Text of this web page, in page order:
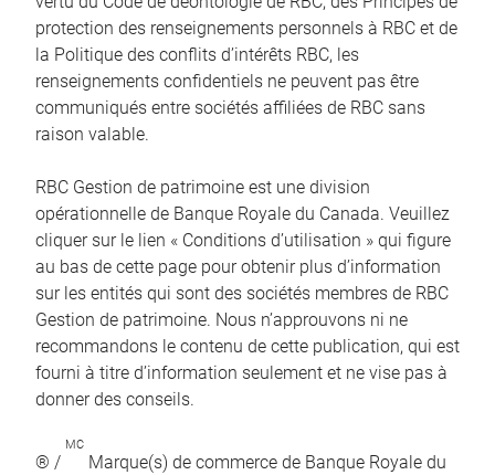
protection des renseignements personnels à RBC et de
la Politique des conflits d’intérêts RBC, les
renseignements confidentiels ne peuvent pas être
communiqués entre sociétés affiliées de RBC sans
raison valable.
RBC Gestion de patrimoine est une division
opérationnelle de Banque Royale du Canada. Veuillez
cliquer sur le lien « Conditions d’utilisation » qui figure
au bas de cette page pour obtenir plus d’information
sur les entités qui sont des sociétés membres de RBC
Gestion de patrimoine. Nous n’approuvons ni ne
recommandons le contenu de cette publication, qui est
fourni à titre d’information seulement et ne vise pas à
donner des conseils.
® /
MC
Marque(s) de commerce de Banque Royale du